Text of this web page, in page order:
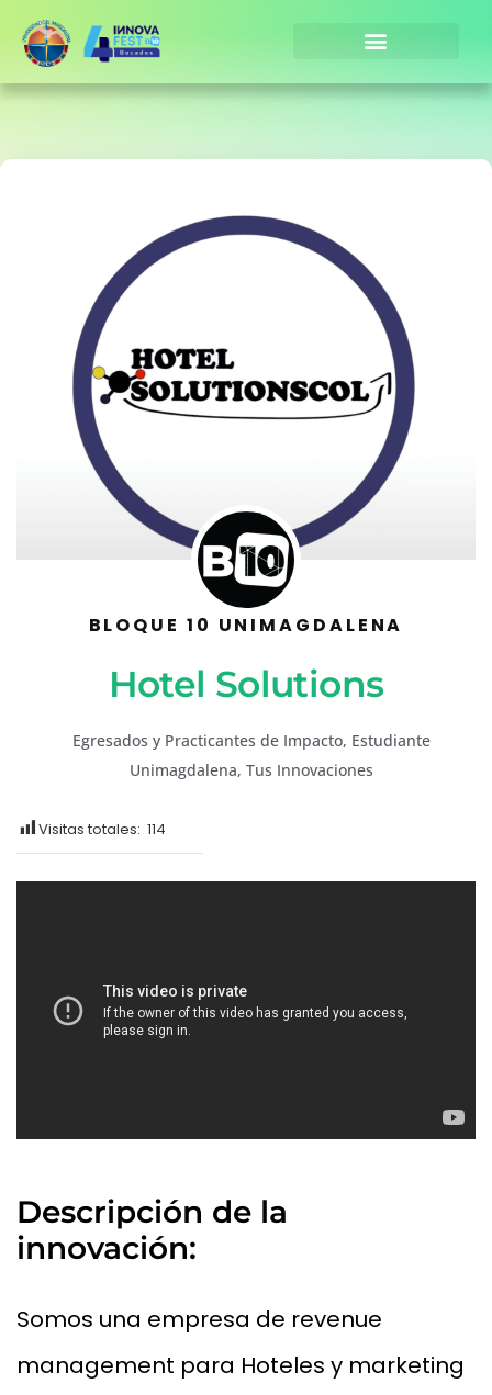
BLOQUE 10 UNIMAGDALENA
Hotel Solutions
Egresados y Practicantes de Impacto, Estudiante
Unimagdalena, Tus Innovaciones
Visitas totales: 114
Descripción de la
innovación:
Somos una empresa de revenue
management para Hoteles y marketing